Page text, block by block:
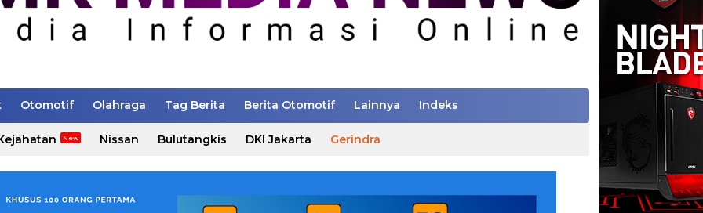
Otomotif Olahraga Tag Berita Berita Otomotif Lainnya Indeks
Nissan Bulutangkis DKI Jakarta Gerindra